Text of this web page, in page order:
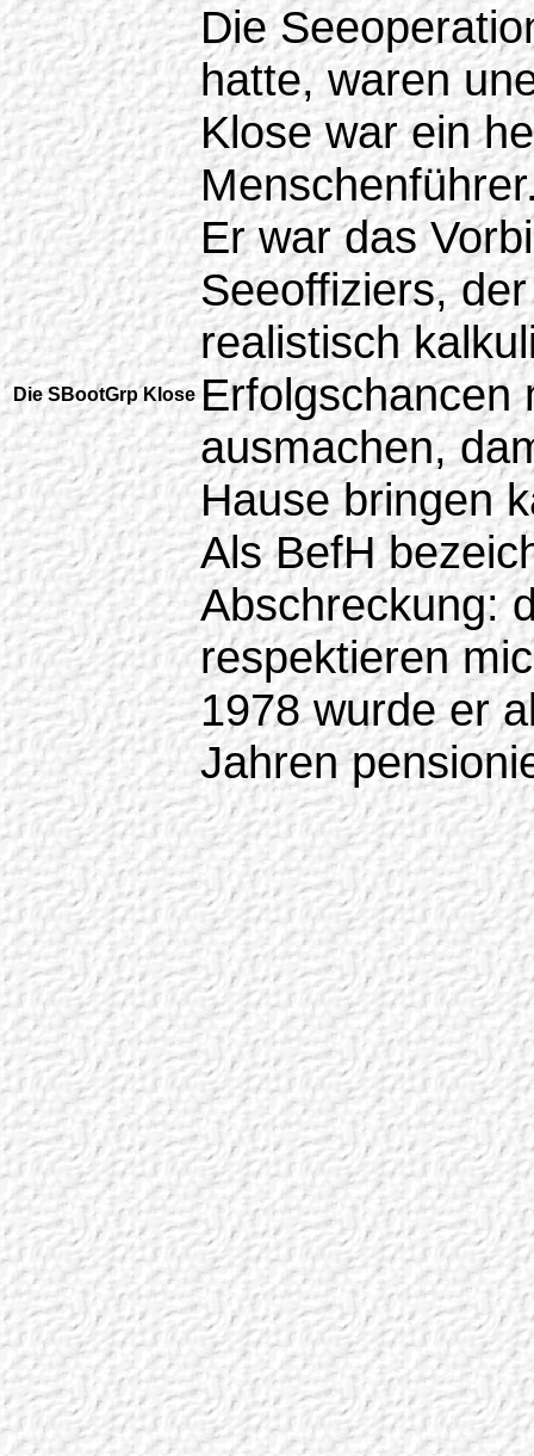
Die SBootGrp Klose
Die
hatte, waren
Klose war ein
Er war das
Seeoffiziers,
realistisch
Erfolgschancen
ausmachen,
Hause bringen
Als BefH
Abschreckung:
respektieren
1978 wurde er
Jahren